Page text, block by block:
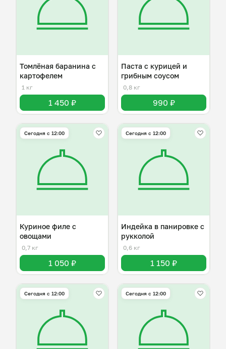
Томлёная баранина с
картофелем
1 кг
1 450 ₽
Паста с курицей и
грибным соусом
0,8 кг
990 ₽
Сегодня с 12:00
Куриное филе с
овощами
0,7 кг
1 050 ₽
Сегодня с 12:00
Индейка в панировке с
рукколой
0,6 кг
1 150 ₽
Сегодня с 12:00 Сегодня с 12:00